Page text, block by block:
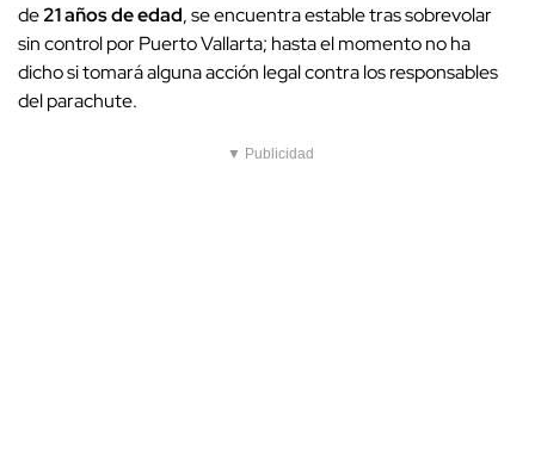
de21 años de edad, se encuentra estable tras sobrevolar
sin control por Puerto Vallarta; hasta el momento no ha
dicho si tomará alguna acción legal contra los responsables
del parachute.
▼ Publicidad